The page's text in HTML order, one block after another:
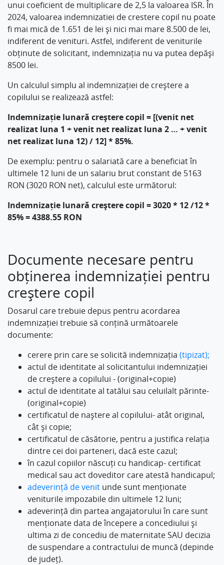
unui coeficient de multiplicare de 2,5 la valoarea ISR. În
2024, valoarea indemnizatiei de crestere copil nu poate
fi mai mică de 1.651 de lei și nici mai mare 8.500 de lei,
indiferent de venituri. Astfel, indiferent de veniturile
obținute de solicitant, indemnizația nu va putea depăși
8500 lei.
Un calculul simplu al indemnizației de creștere a
copilului se realizează astfel:
Indemnizație lunară creștere copil = [(venit net
realizat luna 1 + venit net realizat luna 2 … + venit
net realizat luna 12) / 12] * 85%.
De exemplu: pentru o salariată care a beneficiat în
ultimele 12 luni de un salariu brut constant de 5163
RON (3020 RON net), calculul este următorul:
Indemnizație lunară creștere copil = 3020 * 12 /12 *
85% = 4388.55 RON
Documente necesare pentru
obținerea indemnizației pentru
creștere copil
Dosarul care trebuie depus pentru acordarea
indemnizației trebuie să conțină următoarele
documente:
cerere prin care se solicită indemnizația (tipizat);
actul de identitate al solicitantului indemnizației
de creștere a copilului - (original+copie)
actul de identitate al tatălui sau celuilalt părinte-
(original+copie)
certificatul de naștere al copilului- atât original,
cât și copie;
certificatul de căsătorie, pentru a justifica relația
dintre cei doi parteneri, dacă este cazul;
în cazul copiilor născuți cu handicap- certificat
medical sau act doveditor care atestă handicapul;
adeverință de venit unde sunt menționate
veniturile impozabile din ultimele 12 luni;
adeverință din partea angajatorului în care sunt
menționate data de începere a concediului și
ultima zi de concediu de maternitate SAU decizia
de suspendare a contractului de muncă (depinde
de județ).